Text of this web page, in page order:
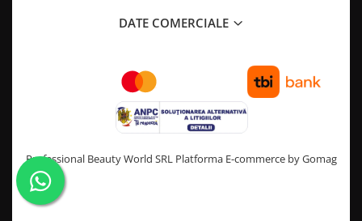
DATE COMERCIALE
Professional Beauty World SRL Platforma E-commerce by Gomag